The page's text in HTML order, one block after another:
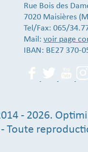
Rue Bois des
7020 Maisières
Tel/Fax: 065/
Mail: voir page
IBAN: BE27 370-
- 2026.
- Toute